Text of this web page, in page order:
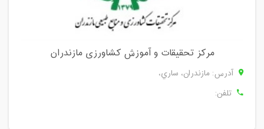
مرکز تحقیقات و آموزش کشاورزی مازندران
آدرس: مازندران، ساري،
تلفن: